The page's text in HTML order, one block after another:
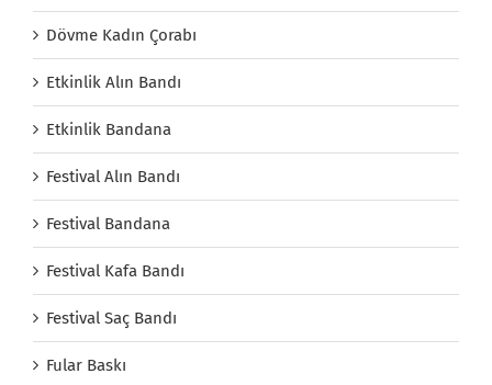
Dövme Kadın Çorabı
Etkinlik Alın Bandı
Etkinlik Bandana
Festival Alın Bandı
Festival Bandana
Festival Kafa Bandı
Festival Saç Bandı
Fular Baskı